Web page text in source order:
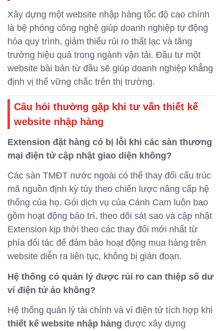
Xây dựng một website nhập hàng tốc độ cao chính
là bệ phóng công nghệ giúp doanh nghiệp tự động
hóa quy trình, giảm thiểu rủi ro thất lạc và tăng
trưởng hiệu quả trong ngành vận tải. Đầu tư một
website bài bản từ đầu sẽ giúp doanh nghiệp khẳng
định vị thế vững chắc trên thị trường.
Câu hỏi thường gặp khi tư vấn thiết kế
website nhập hàng
Extension đặt hàng có bị lỗi khi các sàn thương
mại điện tử cập nhật giao diện không?
Các sàn TMĐT nước ngoài có thể thay đổi cấu trúc
mã nguồn định kỳ tùy theo chiến lược nâng cấp hệ
thống của họ. Gói dịch vụ của Cánh Cam luôn bao
gồm hoạt động bảo trì, theo dõi sát sao và cập nhật
Extension kịp thời theo các thay đổi mới nhất từ
phía đối tác để đảm bảo hoạt động mua hàng trên
website diễn ra liên tục, không bị gián đoạn.
Hệ thống có quản lý được rủi ro can thiệp số dư
ví điện tử ảo không?
Hệ thống quản lý tài chính và ví điện tử tích hợp khi
thiết kế website nhập hàng được xây dựng